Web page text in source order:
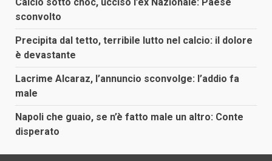
sconvolto
Precipita dal tetto, terribile lutto nel calcio: il dolore
è devastante
Lacrime Alcaraz, l’annuncio sconvolge: l’addio fa
male
Napoli che guaio, se n’è fatto male un altro: Conte
disperato